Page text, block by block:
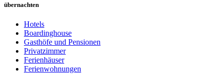
übernachten
Hotels
Boardinghouse
Gasthöfe und Pensionen
Privatzimmer
Ferienhäuser
Ferienwohnungen